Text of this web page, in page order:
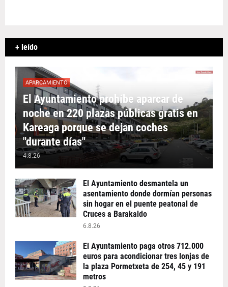
+ leído
APARCAMIENTO
El Ayuntamiento prohíbe aparcar de
noche en 220 plazas públicas gratis en
Kareaga porque se dejan coches
"durante días"
4.8.26
El Ayuntamiento desmantela un
asentamiento donde dormían personas
sin hogar en el puente peatonal de
Cruces a Barakaldo
6.8.26
El Ayuntamiento paga otros 712.000
euros para acondicionar tres lonjas de
la plaza Pormetxeta de 254, 45 y 191
metros